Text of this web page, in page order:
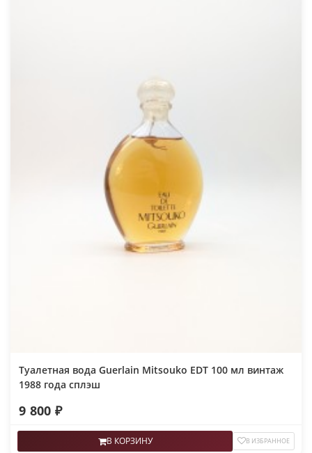
Туалетная вода Guerlain Mitsouko EDT 100 мл винтаж
1988 года сплэш
9 800 ₽
В КОРЗИНУ В ИЗБРАННОЕ